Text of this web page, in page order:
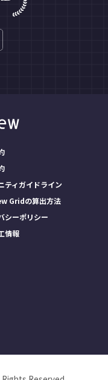
ティガイドライン
Gridの算出方法
シーポリシー
情報